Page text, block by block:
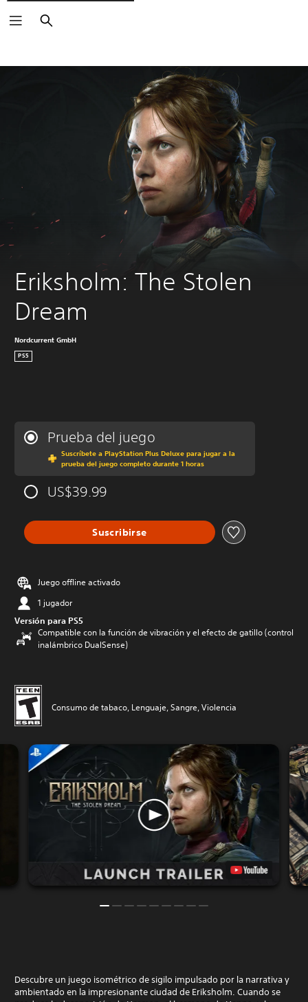
Buscar
Eriksholm: The Stolen
Dream
Nordcurrent GmbH
PS5
Prueba del juego
Suscríbete a PlayStation Plus Deluxe para jugar a la
prueba del juego completo durante 1 horas
US$39.99
Suscribirse
Juego offline activado
1 jugador
Versión para PS5
Compatible con la función de vibración y el efecto de gatillo (control
inalámbrico DualSense)
Consumo de tabaco, Lenguaje, Sangre, Violencia
Descubre un juego isométrico de sigilo impulsado por la narrativa y
ambientado en la impresionante ciudad de Eriksholm. Cuando se